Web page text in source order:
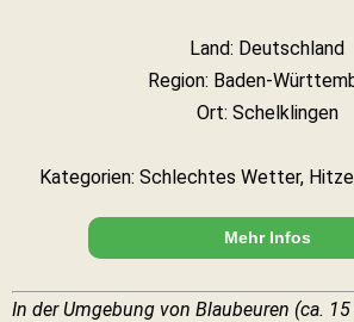
Land: Deutschland
Region: Baden-
Ort: Schelklingen
Kategorien: Schlechtes Wetter,
Mehr Infos
In der Umgebung von Blaubeuren (ca.